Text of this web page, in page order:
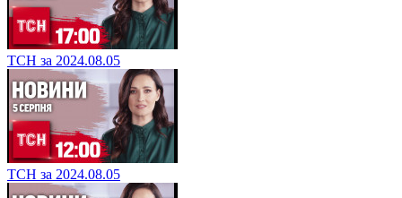
ТСН за 2024.08.05
ТСН за 2024.08.05